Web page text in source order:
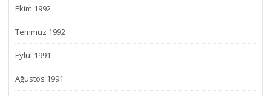
Ekim 1992
Temmuz 1992
Eylül 1991
Ağustos 1991